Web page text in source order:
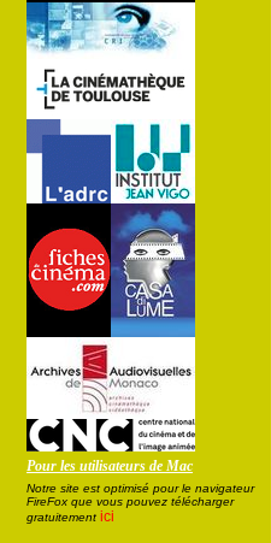
Pour les utilisateurs de Mac
Notre site est optimisé pour le navigateur
FireFox que vous pouvez télécharger
gratuitement ici